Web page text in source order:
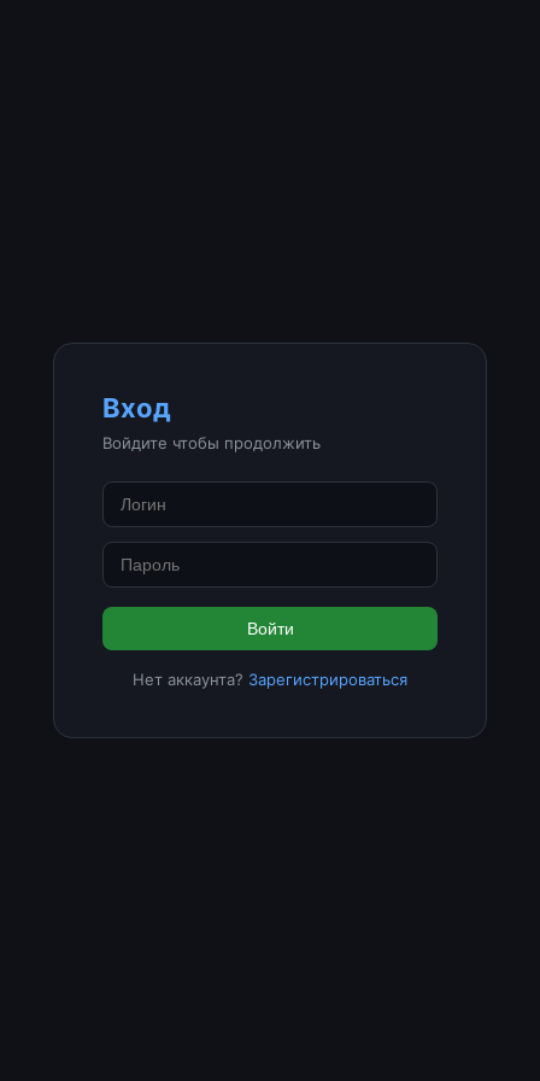
Вход
Войдите чтобы продолжить
Войти
Нет аккаунта? Зарегистрироваться